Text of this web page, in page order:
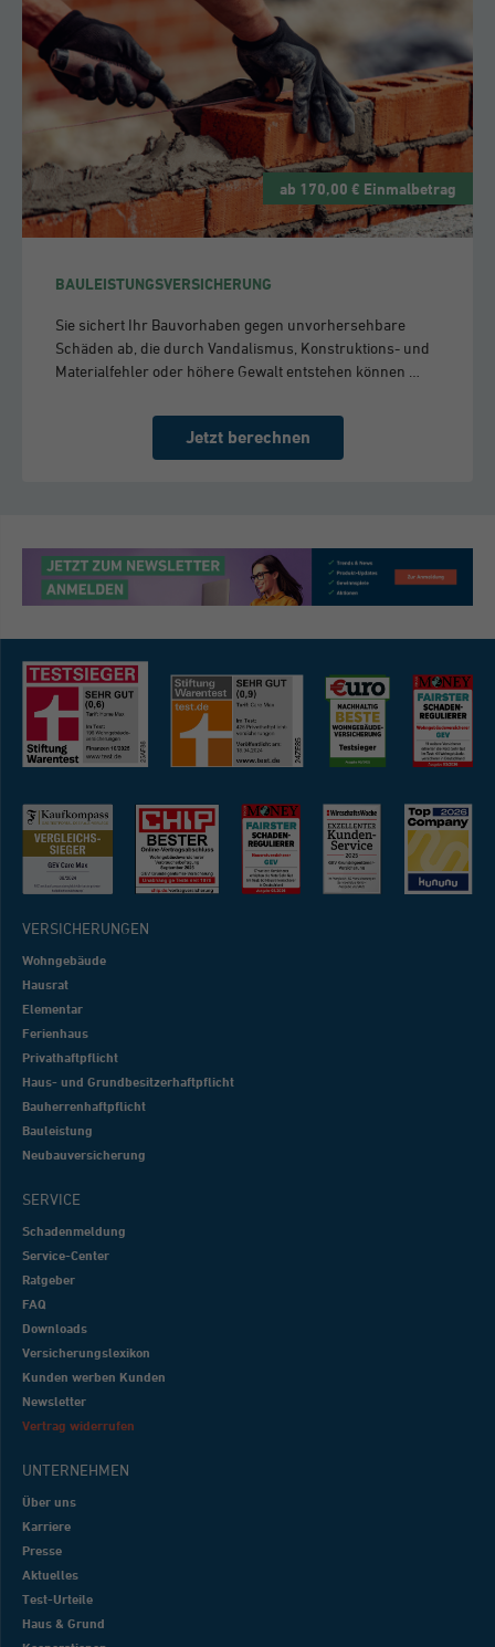
ab 170,00 € Einmalbetrag
BAULEISTUNGSVERSICHERUNG
Sie sichert Ihr Bauvorhaben gegen unvorhersehbare
Schäden ab, die durch Vandalismus, Konstruktions- und
Materialfehler oder höhere Gewalt entstehen können …
Jetzt berechnen
VERSICHERUNGEN
Wohngebäude
Hausrat
Elementar
Ferienhaus
Privathaftpflicht
Haus- und Grundbesitzerhaftpflicht
Bauherrenhaftpflicht
Bauleistung
Neubauversicherung
SERVICE
Schadenmeldung
Service-Center
Ratgeber
FAQ
Downloads
Versicherungslexikon
Kunden werben Kunden
Newsletter
Vertrag widerrufen
UNTERNEHMEN
Über uns
Karriere
Presse
Aktuelles
Test-Urteile
Haus & Grund